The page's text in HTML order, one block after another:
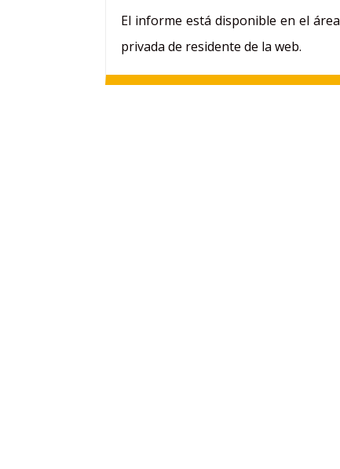
El informe está disponible en el área
privada de residente de la web.